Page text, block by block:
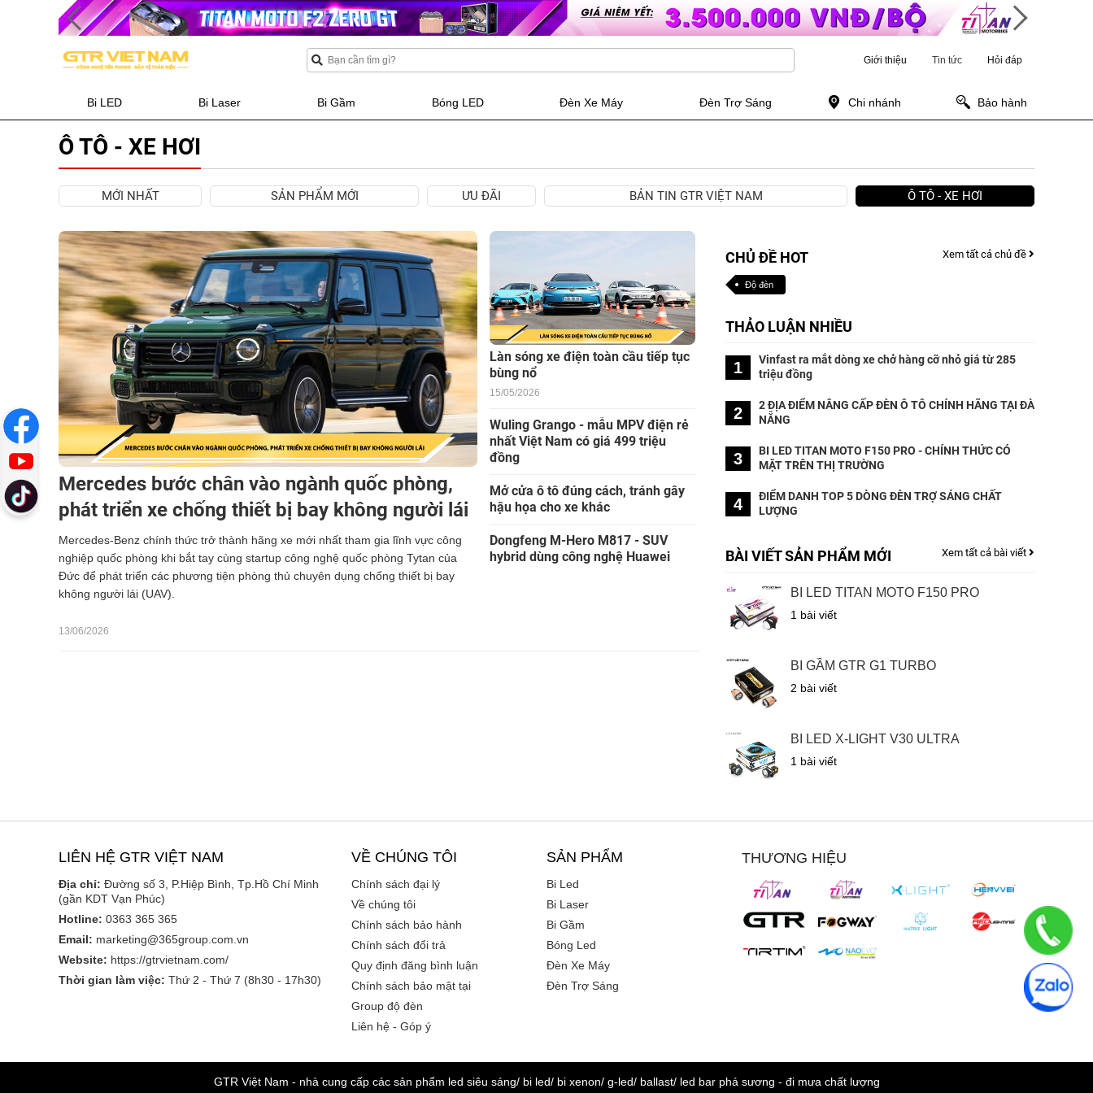
Giới thiệu Tin tức Hỏi đáp
Bi LED Bi Laser Bi Gầm Bóng LED Đèn Xe Máy Đèn Trợ Sáng Chi nhánh Bảo hành
Ô TÔ - XE HƠI
MỚI NHẤT SẢN PHẨM MỚI ƯU ĐÃI BẢN TIN GTR VIỆT NAM Ô TÔ - XE HƠI
Mercedes bước chân vào ngành quốc phòng,
phát triển xe chống thiết bị bay không người lái
Mercedes-Benz chính thức trở thành hãng xe mới nhất tham gia lĩnh vực công
nghiệp quốc phòng khi bắt tay cùng startup công nghệ quốc phòng Tytan của
Đức để phát triển các phương tiện phòng thủ chuyên dụng chống thiết bị bay
không người lái (UAV).
13/06/2026
Làn sóng xe điện toàn cầu tiếp tục
bùng nổ
15/05/2026
Wuling Grango - mẫu MPV điện rẻ
nhất Việt Nam có giá 499 triệu
đồng
Mở cửa ô tô đúng cách, tránh gây
hậu họa cho xe khác
Dongfeng M-Hero M817 - SUV
hybrid dùng công nghệ Huawei
CHỦ ĐỀ HOT Xem tất cả chủ đề
Độ đèn
THẢO LUẬN NHIỀU
1
Vinfast ra mắt dòng xe chở hàng cỡ nhỏ giá từ 285
triệu đồng
2
2 ĐỊA ĐIỂM NÂNG CẤP ĐÈN Ô TÔ CHÍNH HÃNG TẠI ĐÀ
NẴNG
3
BI LED TITAN MOTO F150 PRO - CHÍNH THỨC CÓ
MẶT TRÊN THỊ TRƯỜNG
4
ĐIỂM DANH TOP 5 DÒNG ĐÈN TRỢ SÁNG CHẤT
LƯỢNG
BÀI VIẾT SẢN PHẨM MỚI Xem tất cả bài viết
BI LED TITAN MOTO F150 PRO
1 bài viết
BI GẦM GTR G1 TURBO
2 bài viết
BI LED X-LIGHT V30 ULTRA
1 bài viết
LIÊN HỆ GTR VIỆT NAM
Địa chỉ: Đường số 3, P.Hiệp Bình, Tp.Hồ Chí Minh
(gần KDT Vạn Phúc)
Hotline: 0363 365 365
Email: marketing@365group.com.vn
Website: https://gtrvietnam.com/
Thời gian làm việc: Thứ 2 - Thứ 7 (8h30 - 17h30)
VỀ CHÚNG TÔI
Chính sách đại lý
Về chúng tôi
Chính sách bảo hành
Chính sách đổi trả
Quy định đăng bình luận
Chính sách bảo mật tại
Group độ đèn
Liên hệ - Góp ý
SẢN PHẨM
Bi Led
Bi Laser
Bi Gầm
Bóng Led
Đèn Xe Máy
Đèn Trợ Sáng
THƯƠNG HIỆU
GTR Việt Nam - nhà cung cấp các sản phẩm led siêu sáng/ bi led/ bi xenon/ g-led/ ballast/ led bar phá sương - đi mưa chất lượng